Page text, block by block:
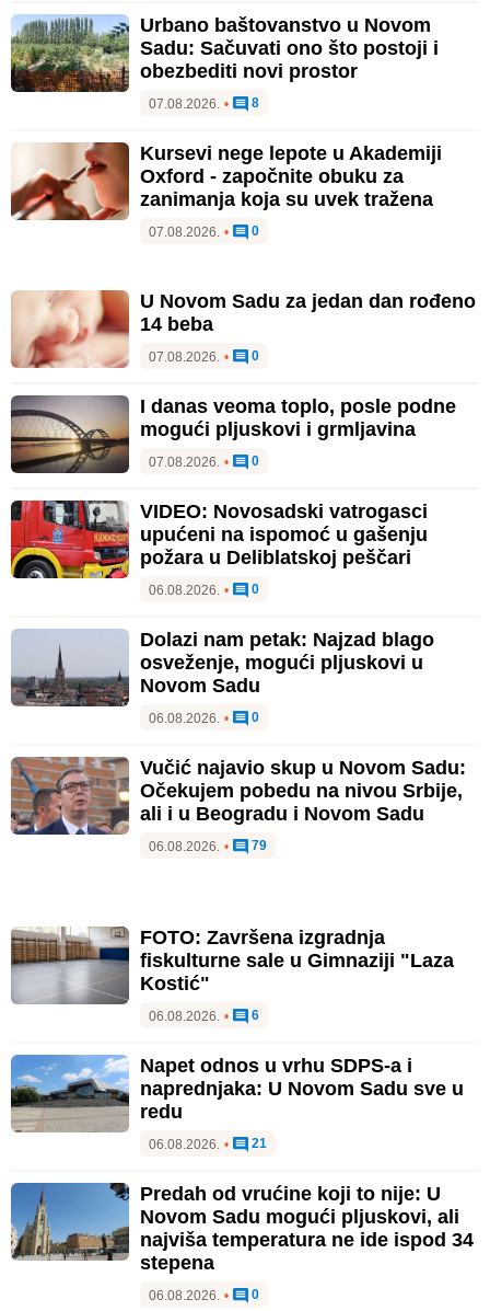
Urbano baštovanstvo u Novom
Sadu: Sačuvati ono što postoji i
obezbediti novi prostor
07.08.2026. • 8
Kursevi nege lepote u Akademiji
Oxford - započnite obuku za
zanimanja koja su uvek tražena
07.08.2026. • 0
U Novom Sadu za jedan dan rođeno
14 beba
07.08.2026. • 0
I danas veoma toplo, posle podne
mogući pljuskovi i grmljavina
07.08.2026. • 0
VIDEO: Novosadski vatrogasci
upućeni na ispomoć u gašenju
požara u Deliblatskoj peščari
06.08.2026. • 0
Dolazi nam petak: Najzad blago
osveženje, mogući pljuskovi u
Novom Sadu
06.08.2026. • 0
Vučić najavio skup u Novom Sadu:
Očekujem pobedu na nivou Srbije,
ali i u Beogradu i Novom Sadu
06.08.2026. • 79
FOTO: Završena izgradnja
fiskulturne sale u Gimnaziji "Laza
Kostić"
06.08.2026. • 6
Napet odnos u vrhu SDPS-a i
naprednjaka: U Novom Sadu sve u
redu
06.08.2026. • 21
Predah od vrućine koji to nije: U
Novom Sadu mogući pljuskovi, ali
najviša temperatura ne ide ispod 34
stepena
06.08.2026. • 0